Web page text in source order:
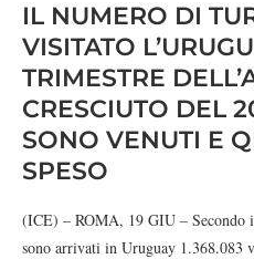
IL NUMERO DI
VISITATO
TRIMESTRE
CRESCIUTO DEL
SONO VENUTI E
SPESO
(ICE) – ROMA, 19 GIU – Secondo
sono arrivati in Uruguay 1.368.083